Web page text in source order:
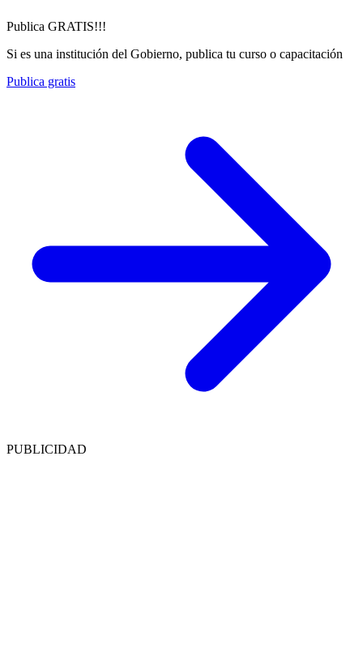
Publica GRATIS!!!
Si es una institución del Gobierno, publica tu curso o capacitación
Publica gratis
PUBLICIDAD